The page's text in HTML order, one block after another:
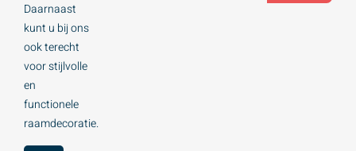
Daarnaast
kunt u bij ons
ook terecht
voor stijlvolle
en
functionele
raamdecoratie.